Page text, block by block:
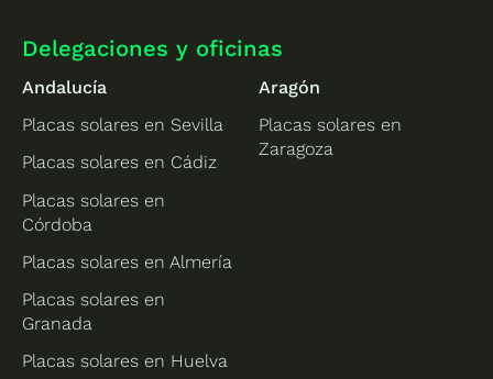
Delegaciones y oficinas
Andalucía
Placas solares en Sevilla
Placas solares en Cádiz
Placas solares en
Córdoba
Placas solares en Almería
Placas solares en
Granada
Placas solares en Huelva
Aragón
Placas solares en
Zaragoza